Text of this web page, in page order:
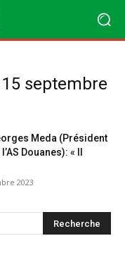
septembre
Meda (Président
Douanes): « Il
2023